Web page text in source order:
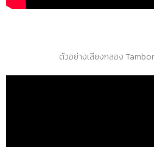
ตัวอย่างเสียงกลอง